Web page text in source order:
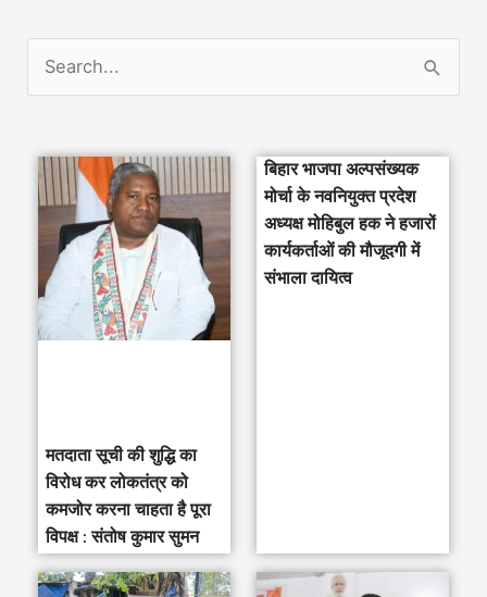
मतदाता सूची की शुद्धि का
विरोध कर लोकतंत्र को
कमजोर करना चाहता है पूरा
विपक्ष : संतोष कुमार सुमन
बिहार भाजपा अल्पसंख्यक
मोर्चा के नवनियुक्त प्रदेश
अध्यक्ष मोहिबुल हक ने हजारों
कार्यकर्ताओं की मौजूदगी में
संभाला दायित्व